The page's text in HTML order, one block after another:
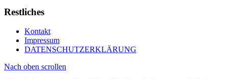
Restliches
Kontakt
Impressum
DATENSCHUTZERKLÄRUNG
Nach oben scrollen